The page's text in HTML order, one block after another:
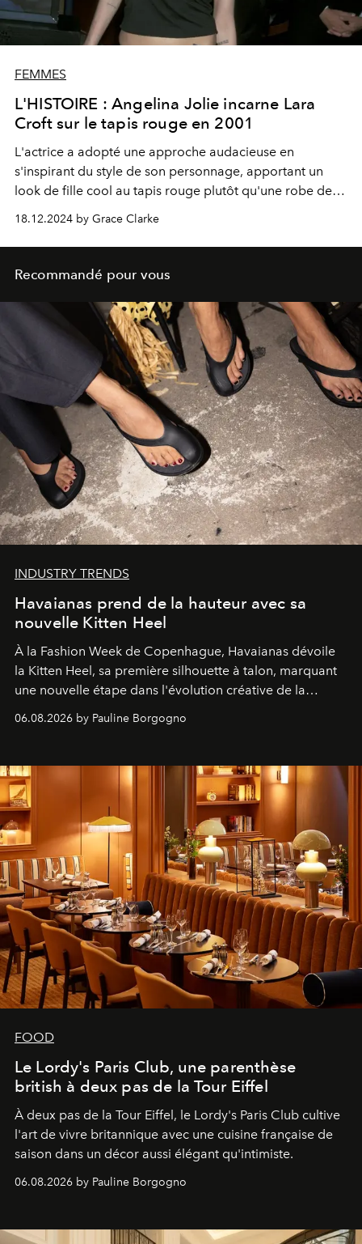
FEMMES
L'HISTOIRE : Angelina Jolie incarne Lara
Croft sur le tapis rouge en 2001
L'actrice a adopté une approche audacieuse en
s'inspirant du style de son personnage, apportant un
look de fille cool au tapis rouge plutôt qu'une robe de
soirée classique.
18.12.2024 by Grace Clarke
Recommandé pour vous
INDUSTRY TRENDS
Havaianas prend de la hauteur avec sa
nouvelle Kitten Heel
À la Fashion Week de Copenhague, Havaianas dévoile
la Kitten Heel, sa première silhouette à talon, marquant
une nouvelle étape dans l'évolution créative de la
06.08.2026 by Pauline Borgogno
FOOD
Le Lordy's Paris Club, une parenthèse
british à deux pas de la Tour Eiffel
À deux pas de la Tour Eiffel, le Lordy's Paris Club cultive
l'art de vivre britannique avec une cuisine française de
saison dans un décor aussi élégant qu'intimiste.
06.08.2026 by Pauline Borgogno